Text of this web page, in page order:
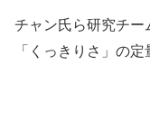
チャン氏ら研究チ
「くっきりさ」の